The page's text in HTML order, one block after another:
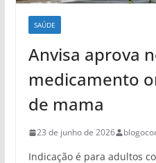
SAÚDE
Anvisa aprova
medicamento
de mama
23 de junho de 2026
Indicação é para adultos